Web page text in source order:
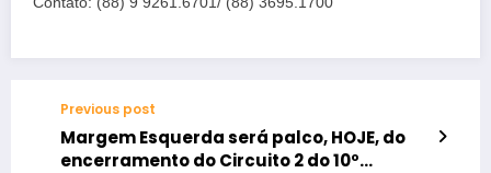
Previous post
Margem Esquerda será palco, HOJE, do
encerramento do Circuito 2 do 10º